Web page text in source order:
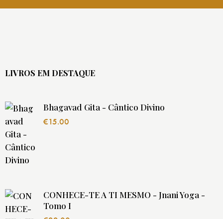
LIVROS EM DESTAQUE
Bhagavad Gita - Cântico Divino
€15.00
CONHECE-TE A TI MESMO - Jnani Yoga -
Tomo I